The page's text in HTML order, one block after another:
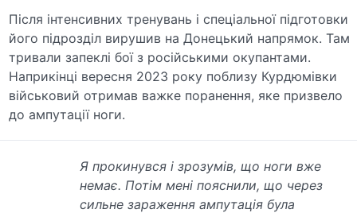
Після інтенсивних тренувань і спеціальної підготовки
його підрозділ вирушив на Донецький напрямок. Там
тривали запеклі бої з російськими окупантами.
Наприкінці вересня 2023 року поблизу Курдюмівки
військовий отримав важке поранення, яке призвело
до ампутації ноги.
Я прокинувся і зрозумів, що ноги вже
немає. Потім мені пояснили, що через
сильне зараження ампутація була